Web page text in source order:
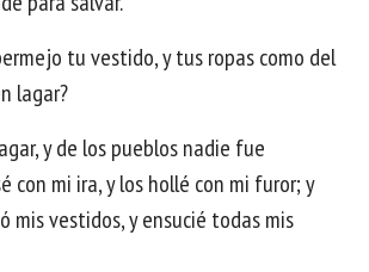
tu vestido, y tus ropas como del
lagar?
y de los pueblos nadie fue
con mi ira, y los hollé con mi furor; y
mis vestidos, y ensucié todas mis